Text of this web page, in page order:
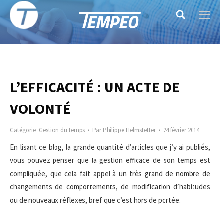
Search:
L’EFFICACITÉ : UN ACTE DE
VOLONTÉ
Catégorie Gestion du temps ParPhilippe Helmstetter 24 février 2014
En lisant ce blog, la grande quantité d’articles que j’y ai publiés,
vous pouvez penser que la gestion efficace de son temps est
compliquée, que cela fait appel à un très grand de nombre de
changements de comportements, de modification d’habitudes
ou de nouveaux réflexes, bref que c’est hors de portée.